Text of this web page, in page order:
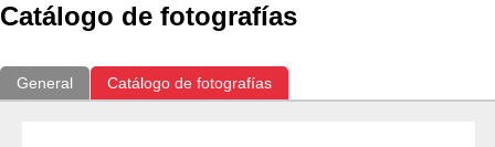
Catálogo de fotografías
General Catálogo de fotografías